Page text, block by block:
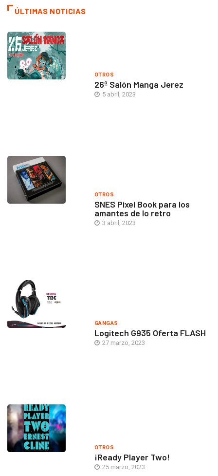
ÚLTIMAS NOTICIAS
OTROS
26º Salón Manga Jerez
5 abril, 2023
OTROS
SNES Pixel Book para los
amantes de lo retro
3 abril, 2023
GANGAS
Logitech G935 Oferta FLASH
27 marzo, 2023
OTROS
¡Ready Player Two!
25 marzo, 2023